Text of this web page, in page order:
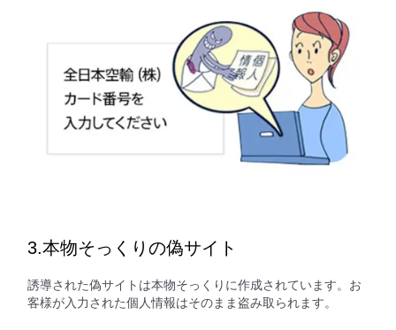
3.本物そっくりの偽サイト
誘導された偽サイトは本物そっくりに作成されています。お
客様が入力された個人情報はそのまま盗み取られます。